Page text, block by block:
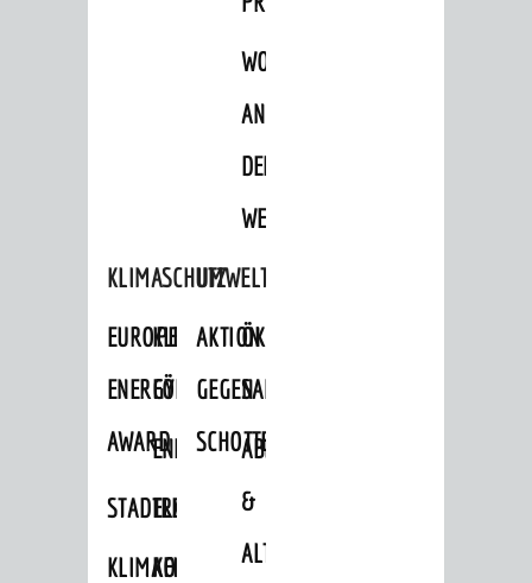
WOHNBEBAUUNG
AN
DER
WEINBERGSTRASSE
KLIMASCHUTZ
EUROPEAN
ENERGY
AWARD
KLIMASCHUTZ-
FÖRDERPROGRAMME
ENERGIEBERATUNG
STADTRADELN
ELEKTROMOBILITÄTSBERATUNG
KLIMAFITKOMMUNALE
UMWELTSCHUTZ
AKTION
GEGEN
SCHOTTERGÄRTEN
ÖKOLOGISCHE
SANIERUNG/WAIDSEE
ABFALL
&
ALTLASTEN